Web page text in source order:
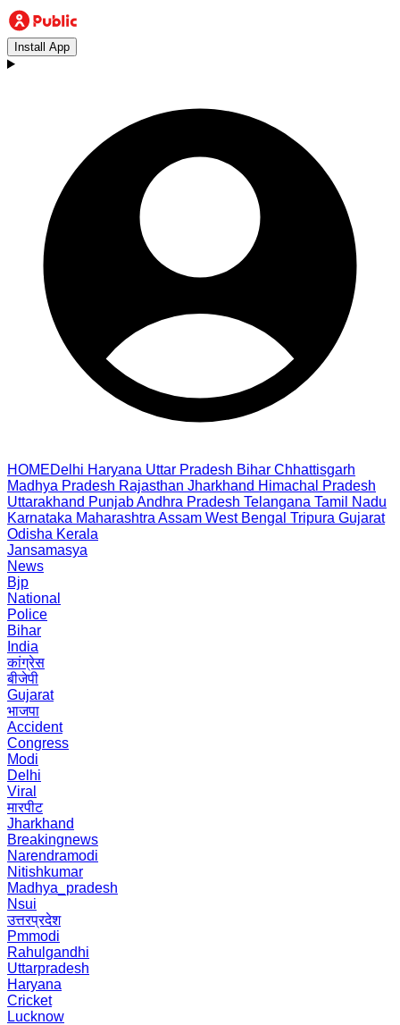
Install App
HOMEDelhi Haryana Uttar Pradesh Bihar Chhattisgarh
Madhya Pradesh Rajasthan Jharkhand Himachal Pradesh
Uttarakhand PunjabAndhra Pradesh Telangana Tamil Nadu
Karnataka Maharashtra Assam West Bengal Tripura Gujarat
Odisha Kerala
Jansamasya
News
Bjp
National
Police
Bihar
India
कांग्रेस
बीजेपी
Gujarat
भाजपा
Accident
Congress
Modi
Delhi
Viral
मारपीट
Jharkhand
Breakingnews
Narendramodi
Nitishkumar
Madhya_pradesh
Nsui
उत्तरप्रदेश
Pmmodi
Rahulgandhi
Uttarpradesh
Haryana
Cricket
Lucknow